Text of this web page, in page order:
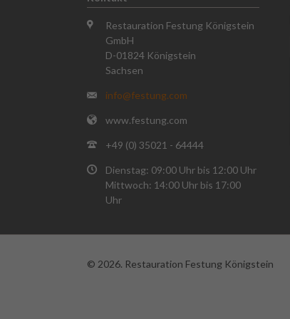
Restauration Festung Königstein
GmbH
D-01824 Königstein
Sachsen
info@festung.com
www.festung.com
+49 (0) 35021 - 64444
Dienstag: 09:00 Uhr bis 12:00 Uhr
Mittwoch: 14:00 Uhr bis 17:00
Uhr
© 2026. Restauration Festung Königstein